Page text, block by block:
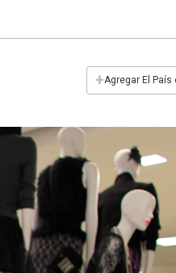
+Agregar El País